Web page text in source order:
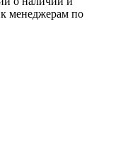
менеджерам по